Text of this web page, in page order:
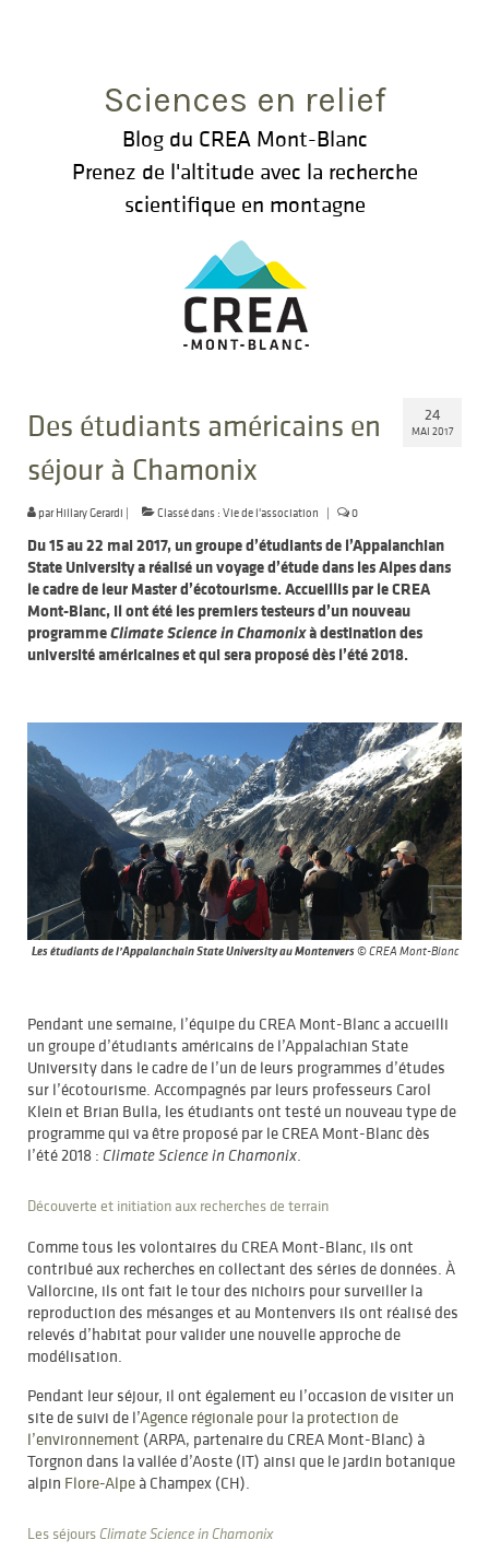
Sciences en relief
Blog du CREA Mont-Blanc
Prenez de l'altitude avec la recherche
scientifique en montagne
24
MAI 2017
Des étudiants américains en
séjour à Chamonix
parHillary Gerardi | Classé dans : Vie de l'association | 0
Du 15 au 22 mai 2017, un groupe d’étudiants de l’Appalanchian
State University a réalisé un voyage d’étude dans les Alpes dans
le cadre de leur Master d’écotourisme. Accueillis par le CREA
Mont-Blanc, il ont été les premiers testeurs d’un nouveau
programmeClimate Science in Chamonixà destination des
université américaines et qui sera proposé dès l’été 2018.
Les étudiants de l’Appalanchain State University au Montenvers© CREA Mont-Blanc
Pendant une semaine, l’équipe du CREA Mont-Blanc a accueilli
un groupe d’étudiants américains de l’Appalachian State
University dans le cadre de l’un de leurs programmes d’études
sur l’écotourisme. Accompagnés par leurs professeurs Carol
Klein et Brian Bulla, les étudiants ont testé un nouveau type de
programme qui va être proposé par le CREA Mont-Blanc dès
l’été 2018 : Climate Science in Chamonix.
Découverte et initiation aux recherches de terrain
Comme tous les volontaires du CREA Mont-Blanc, ils ont
contribué aux recherches en collectant des séries de données. À
Vallorcine, ils ont fait le tour des nichoirs pour surveiller la
reproduction des mésanges et au Montenvers ils ont réalisé des
relevés d’habitat pour valider une nouvelle approche de
modélisation.
Pendant leur séjour, il ont également eu l’occasion de visiter un
site de suivi de l’Agence régionale pour la protection de
l’environnement (ARPA, partenaire du CREA Mont-Blanc) à
Torgnon dans la vallée d’Aoste (IT) ainsi que le jardin botanique
alpin Flore-Alpe à Champex (CH).
Les séjoursClimate Science in Chamonix